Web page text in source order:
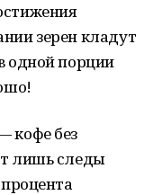
зерен кладут
одной порции
кофе без
лишь следы